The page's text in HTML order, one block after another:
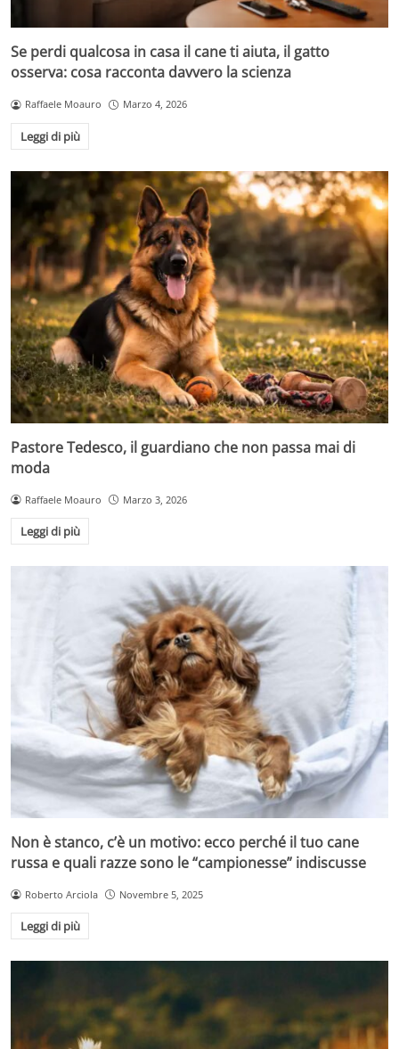
Se perdi qualcosa in casa il cane ti aiuta, il gatto
osserva: cosa racconta davvero la scienza
Raffaele Moauro Marzo 4, 2026
Leggi di più
Pastore Tedesco, il guardiano che non passa mai di
moda
Raffaele Moauro Marzo 3, 2026
Leggi di più
Non è stanco, c’è un motivo: ecco perché il tuo cane
russa e quali razze sono le “campionesse” indiscusse
Roberto Arciola Novembre 5, 2025
Leggi di più